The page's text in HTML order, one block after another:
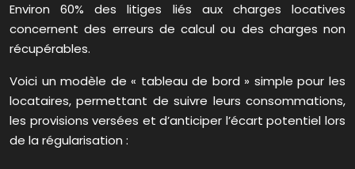
Environ 60% des litiges liés aux charges locatives
concernent des erreurs de calcul ou des charges non
récupérables.
Voici un modèle de « tableau de bord » simple pour les
locataires, permettant de suivre leurs consommations,
les provisions versées et d’anticiper l’écart potentiel lors
de la régularisation :